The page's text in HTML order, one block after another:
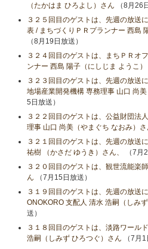
（たかはま ひろよし）さん （8月26
３２５回目のゲストは、先週の放送
表 / まちづくりＰＲプランナー 西島
（8月19日放送）
３２４回目のゲストは、まちＰＲオ
ンナー 西島 陽子（にしじま ようこ）
３２３回目のゲストは、先週の放送
地場産業開発機構 専務理事 山口 尚
5日放送）
３２２回目のゲストは、公益財団法
理事 山口 尚美（やまぐち なおみ）さ
３２１回目のゲストは、先週の放送
祐樹 （かさだ ゆうき）さん、
（7月
３２０回目のゲストは、観世流能楽
ん （7月15日放送）
３１９回目のゲストは、先週の放送
ONOKORO 支配人 清水 浩嗣（しみ
送）
３１８回目のゲストは、淡路ワール
浩嗣（しみず ひろつぐ）さん （7月1